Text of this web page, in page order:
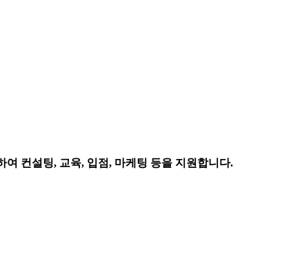
컨설팅, 교육, 입점, 마케팅 등을 지원합니다.